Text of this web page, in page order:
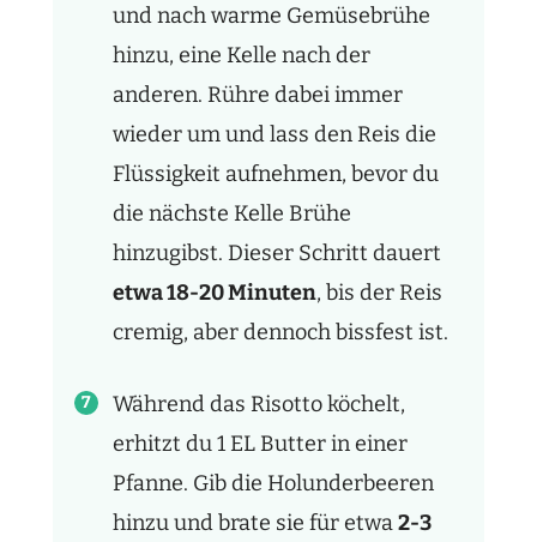
und nach warme Gemüsebrühe
hinzu, eine Kelle nach der
anderen. Rühre dabei immer
wieder um und lass den Reis die
Flüssigkeit aufnehmen, bevor du
die nächste Kelle Brühe
hinzugibst. Dieser Schritt dauert
etwa 18-20 Minuten, bis der Reis
cremig, aber dennoch bissfest ist.
Während das Risotto köchelt,
erhitzt du 1 EL Butter in einer
Pfanne. Gib die Holunderbeeren
hinzu und brate sie für etwa2-3